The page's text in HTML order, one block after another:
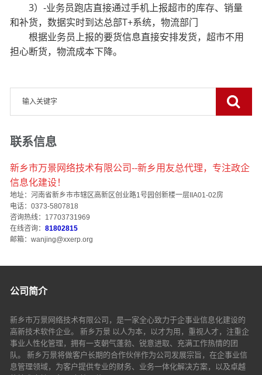
3）-业务员跑店直接通过手机上报超市的库存、销量
和补货，数据实时到达总部T+系统，物流部门
根据业务员上报的要货信息直接安排发货，超市不用
担心断货，物流成本下降。
联系信息
新乡市万景网络技术有限公司--新乡用友总代理，专注政企
信息化建设！
地址：河南省新乡市市辖区高新区创业路1号园创新楼一层IIA01-02房
电话：0373-5807818
咨询热线：17703731969
在线咨询：81802815
邮箱：wanjing@xxerp.org
公司简介
新乡市万景网络技术有限公司，是一家全心致力于企事业信息化建设的
高新技术软件企业。 新乡万景 以人为本，以才为用，重视人才，注重企
事业人性化管理，拥有一支朝气蓬勃、锐意进取、充满工作热情的团
队。 新乡万景将做客户长期的合作伙伴作为公司发展宗旨，在企事业信
息管理领域，为客户提供专业的财务、业务一体化解决方案，以及卓越